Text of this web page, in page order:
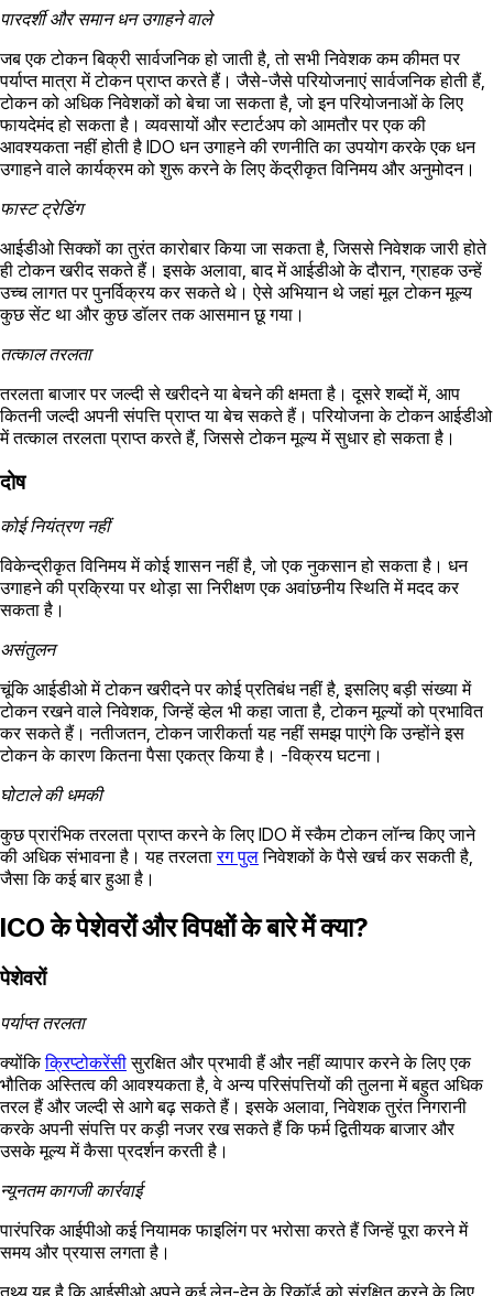
पारदर्शी और समान धन उगाहने वाले
जब एक टोकन बिक्री सार्वजनिक हो जाती है, तो सभी निवेशक कम कीमत पर
पर्याप्त मात्रा में टोकन प्राप्त करते हैं। जैसे-जैसे परियोजनाएं सार्वजनिक होती हैं,
टोकन को अधिक निवेशकों को बेचा जा सकता है, जो इन परियोजनाओं के लिए
फायदेमंद हो सकता है। व्यवसायों और स्टार्टअप को आमतौर पर एक की
आवश्यकता नहीं होती है IDO धन उगाहने की रणनीति का उपयोग करके एक धन
उगाहने वाले कार्यक्रम को शुरू करने के लिए केंद्रीकृत विनिमय और अनुमोदन।
फास्ट ट्रेडिंग
आईडीओ सिक्कों का तुरंत कारोबार किया जा सकता है, जिससे निवेशक जारी होते
ही टोकन खरीद सकते हैं। इसके अलावा, बाद में आईडीओ के दौरान, ग्राहक उन्हें
उच्च लागत पर पुनर्विक्रय कर सकते थे। ऐसे अभियान थे जहां मूल टोकन मूल्य
कुछ सेंट था और कुछ डॉलर तक आसमान छू गया।
तत्काल तरलता
तरलता बाजार पर जल्दी से खरीदने या बेचने की क्षमता है। दूसरे शब्दों में, आप
कितनी जल्दी अपनी संपत्ति प्राप्त या बेच सकते हैं। परियोजना के टोकन आईडीओ
में तत्काल तरलता प्राप्त करते हैं, जिससे टोकन मूल्य में सुधार हो सकता है।
दोष
कोई नियंत्रण नहीं
विकेन्द्रीकृत विनिमय में कोई शासन नहीं है, जो एक नुकसान हो सकता है। धन
उगाहने की प्रक्रिया पर थोड़ा सा निरीक्षण एक अवांछनीय स्थिति में मदद कर
सकता है।
असंतुलन
चूंकि आईडीओ में टोकन खरीदने पर कोई प्रतिबंध नहीं है, इसलिए बड़ी संख्या में
टोकन रखने वाले निवेशक, जिन्हें व्हेल भी कहा जाता है, टोकन मूल्यों को प्रभावित
कर सकते हैं। नतीजतन, टोकन जारीकर्ता यह नहीं समझ पाएंगे कि उन्होंने इस
टोकन के कारण कितना पैसा एकत्र किया है। -विक्रय घटना।
घोटाले की धमकी
कुछ प्रारंभिक तरलता प्राप्त करने के लिए IDO में स्कैम टोकन लॉन्च किए जाने
की अधिक संभावना है। यह तरलतारग पुलनिवेशकों के पैसे खर्च कर सकती है,
जैसा कि कई बार हुआ है।
ICO के पेशेवरों और विपक्षों के बारे में क्या?
पेशेवरों
पर्याप्त तरलता
क्योंकिक्रिप्टोकरेंसीसुरक्षित और प्रभावी हैं और नहीं व्यापार करने के लिए एक
भौतिक अस्तित्व की आवश्यकता है, वे अन्य परिसंपत्तियों की तुलना में बहुत अधिक
तरल हैं और जल्दी से आगे बढ़ सकते हैं। इसके अलावा, निवेशक तुरंत निगरानी
करके अपनी संपत्ति पर कड़ी नजर रख सकते हैं कि फर्म द्वितीयक बाजार और
उसके मूल्य में कैसा प्रदर्शन करती है।
न्यूनतम कागजी कार्रवाई
पारंपरिक आईपीओ कई नियामक फाइलिंग पर भरोसा करते हैं जिन्हें पूरा करने में
समय और प्रयास लगता है।
तथ्य यह है कि आईसीओ अपने कई लेन-देन के रिकॉर्ड को संरक्षित करने के लिए